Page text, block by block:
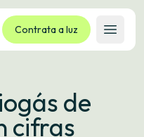
Contrata a luz
Abrir
de
cifras